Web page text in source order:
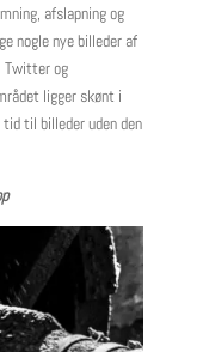
afslapning og
nogle nye billeder af
Twitter og
ligger skønt i
til billeder uden den